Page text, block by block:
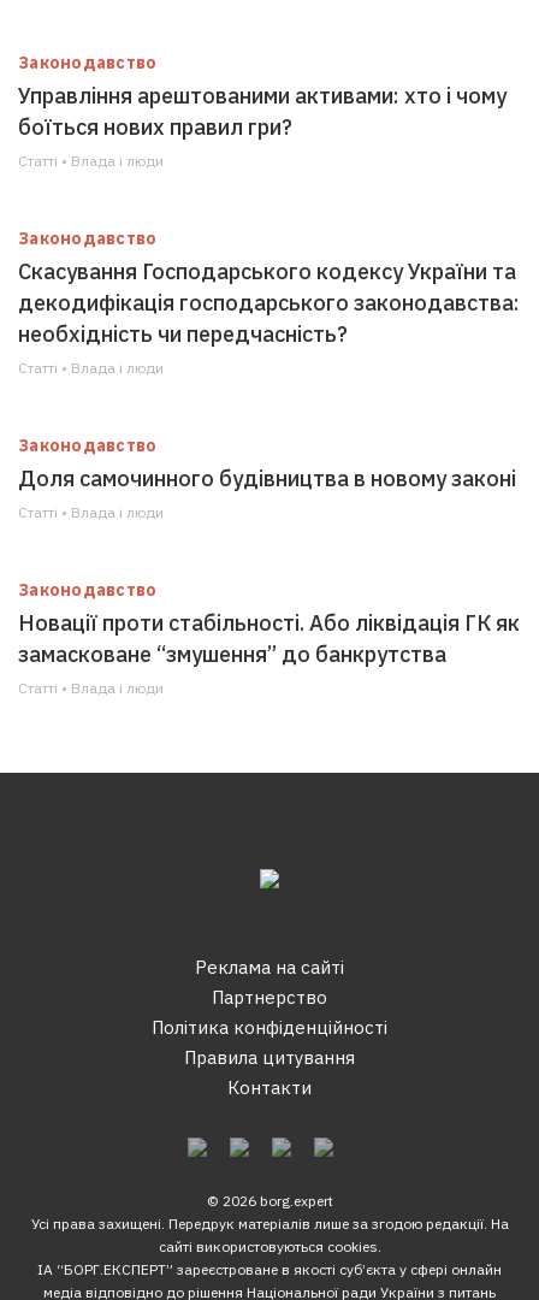
Законодавство
Управління арештованими активами: хто і чому
боїться нових правил гри?
Статті • Влада i люди
Законодавство
Скасування Господарського кодексу України та
декодифікація господарського законодавства:
необхідність чи передчасність?
Статті • Влада i люди
Законодавство
Доля самочинного будівництва в новому законі
Статті • Влада i люди
Законодавство
Новації проти стабільності. Або ліквідація ГК як
замасковане “змушення” до банкрутства
Статті • Влада i люди
Реклама на сайтi
Партнерство
Політика конфіденційності
Правила цитування
Контакти
© 2026 borg.expert
Усі права захищені. Передрук матеріалів лише за згодою редакції. На
сайті використовуються cookies.
ІА “БОРГ.ЕКСПЕРТ” зареєстроване в якості суб’єкта у сфері онлайн
медіа відповідно до рішення Національної ради України з питань